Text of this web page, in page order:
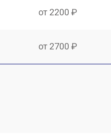
от 2200 ₽
от 2700 ₽